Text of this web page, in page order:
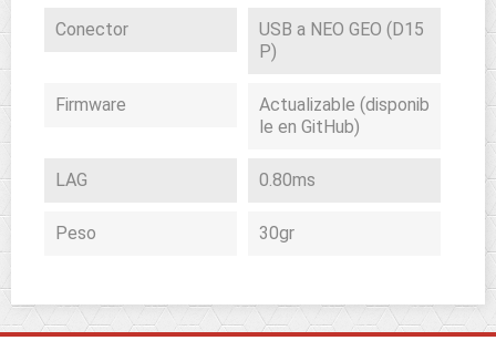
Conector
USB a NEO GEO (D15
P)
Firmware
Actualizable (disponib
le en GitHub)
LAG 0.80ms
Peso 30gr